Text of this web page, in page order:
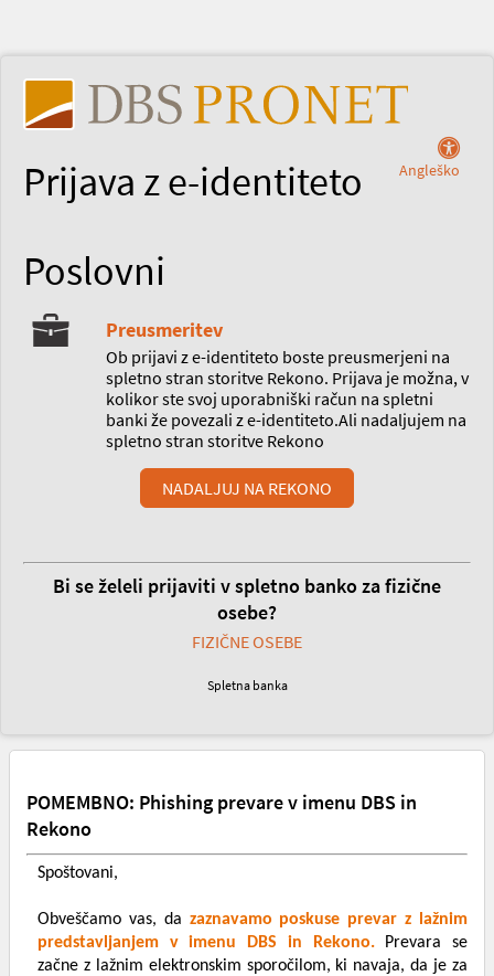
Angleško
Prijava z e-identiteto
Poslovni
Preusmeritev
Ob prijavi z e-identiteto boste preusmerjeni na
spletno stran storitve Rekono. Prijava je možna, v
kolikor ste svoj uporabniški račun na spletni
banki že povezali z e-identiteto.Ali nadaljujem na
spletno stran storitve Rekono
NADALJUJ NA REKONO
Bi se želeli prijaviti v spletno banko za fizične
osebe?
FIZIČNE OSEBE
Spletna banka
POMEMBNO: Phishing prevare v imenu DBS in
Rekono
Spoštovani,
Obveščamo vas, da zaznavamo poskuse prevar z lažnim
predstavljanjem v imenu DBS in Rekono.
Prevara se
začne z lažnim elektronskim sporočilom, ki navaja, da je za